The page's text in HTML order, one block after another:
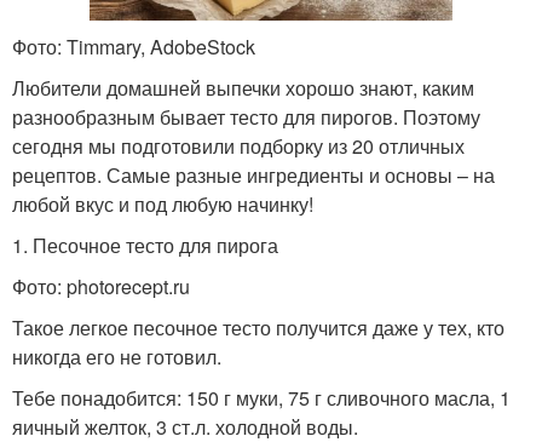
Фото: Timmary, AdobeStock
Любители домашней выпечки хорошо знают, каким
разнообразным бывает тесто для пирогов. Поэтому
сегодня мы подготовили подборку из 20 отличных
рецептов. Самые разные ингредиенты и основы – на
любой вкус и под любую начинку!
1. Песочное тесто для пирога
Фото: photorecept.ru
Такое легкое песочное тесто получится даже у тех, кто
никогда его не готовил.
Тебе понадобится: 150 г муки, 75 г сливочного масла, 1
яичный желток, 3 ст.л. холодной воды.